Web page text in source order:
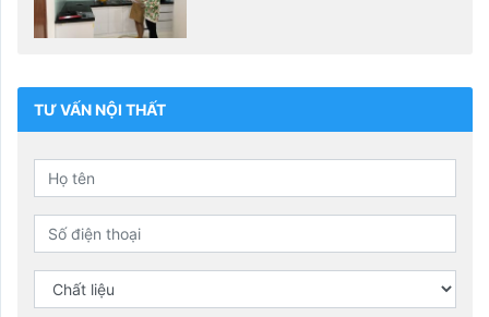
TƯ VẤN NỘI THẤT